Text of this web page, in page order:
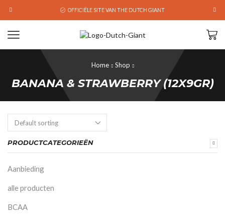
OFFICIËLE SITE VAN THE DUTCH GIANT
Home Shop
BANANA & STRAWBERRY (12X9GR)
PRODUCTCATEGORIEËN
Aanbieding
alle producten
BCAA